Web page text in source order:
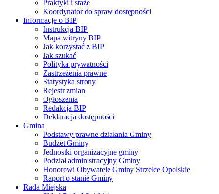
Praktyki i staże
Koordynator do spraw dostępności
Informacje o BIP
Instrukcja BIP
Mapa witryny BIP
Jak korzystać z BIP
Jak szukać
Polityka prywatności
Zastrzeżenia prawne
Statystyka strony
Rejestr zmian
Ogłoszenia
Redakcja BIP
Deklaracja dostępności
Gmina
Podstawy prawne działania Gminy
Budżet Gminy
Jednostki organizacyjne gminy
Podział administracyjny Gminy
Honorowi Obywatele Gminy Strzelce Opolskie
Raport o stanie Gminy
Rada Miejska